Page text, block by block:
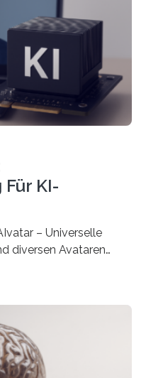
KI-
– Universelle
diversen Avataren
Euro. Dabei
KI-gestützte
für realistische
innovative und